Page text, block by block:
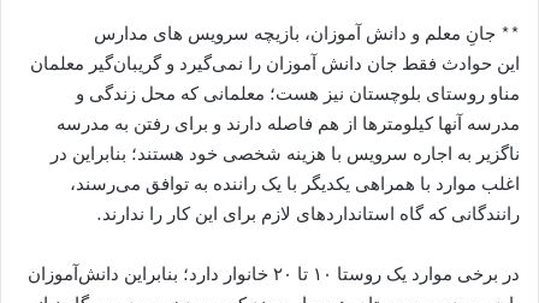
** جانِ معلم و دانش ‌آموزان، بازیچه سرویس ‌های مدارس
این حوادث فقط جان دانش ‌آموزان را نمی‌گیرد و گریبان‌گیر معلمان
مناو روستای بلوچستان نیز هست؛ معلمانی که محل زندگی و
مدرسه آنها کیلومترها از هم فاصله دارند و برای رفتن به مدرسه
ناگزیر به اجاره سرویس با هزینه شخصی خود هستند؛ بنابراین در
اغلب موارد با همراهی یکدیگر با یک راننده به توافق می‌رسند،
رانندگانی که گاه استانداردهای لازم برای این کار را ندارند.
در برخی موارد یک روستا ۱۰ تا ۲۰ خانوار دارد؛ بنابراین دانش‌آموزان